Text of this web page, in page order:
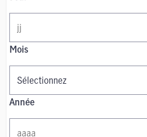
Mois
Année